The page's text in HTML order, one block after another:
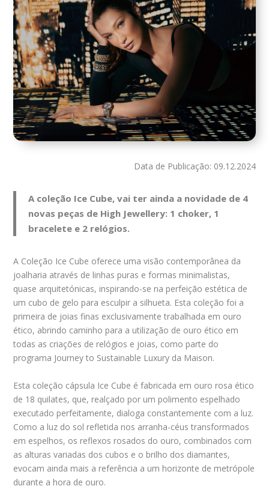
Data de Publicação: 09.12.2024
A coleção Ice Cube, vai ter ainda a novidade de 4
novas peças de High Jewellery: 1 choker, 1
bracelete e 2 relógios.
A Coleção Ice Cube oferece uma visão contemporânea da
joalharia através de linhas puras e formas minimalistas,
quase arquitetónicas, inspirando-se na perfeição estética de
um cubo de gelo para esculpir a silhueta. Esta coleção foi a
primeira de joias finas exclusivamente trabalhada em ouro
ético, abrindo caminho para a utilização de ouro ético em
todas as criações de relógios e joias, como parte do
programa Journey to Sustainable Luxury da Maison.
Esta coleção cápsula Ice Cube é fabricada em ouro rosa ético
de 18 quilates, que, realçado por um polimento espelhado
executado perfeitamente, dialoga constantemente com a luz.
Como a luz do sol refletida nos arranha-céus transformados
em espelhos, os reflexos rosados do ouro, combinados com
as alturas variadas dos cubos e o brilho dos diamantes,
evocam ainda mais a referência a um horizonte de metrópole
durante a hora de ouro.